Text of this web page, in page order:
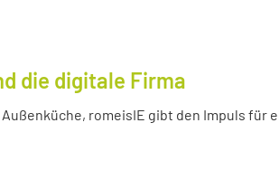
die digitale Firma
romeisIE gibt den Impuls für